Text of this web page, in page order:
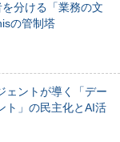
分ける「業務の文
の管制塔
ェントが導く「デー
ト」の民主化とAI活